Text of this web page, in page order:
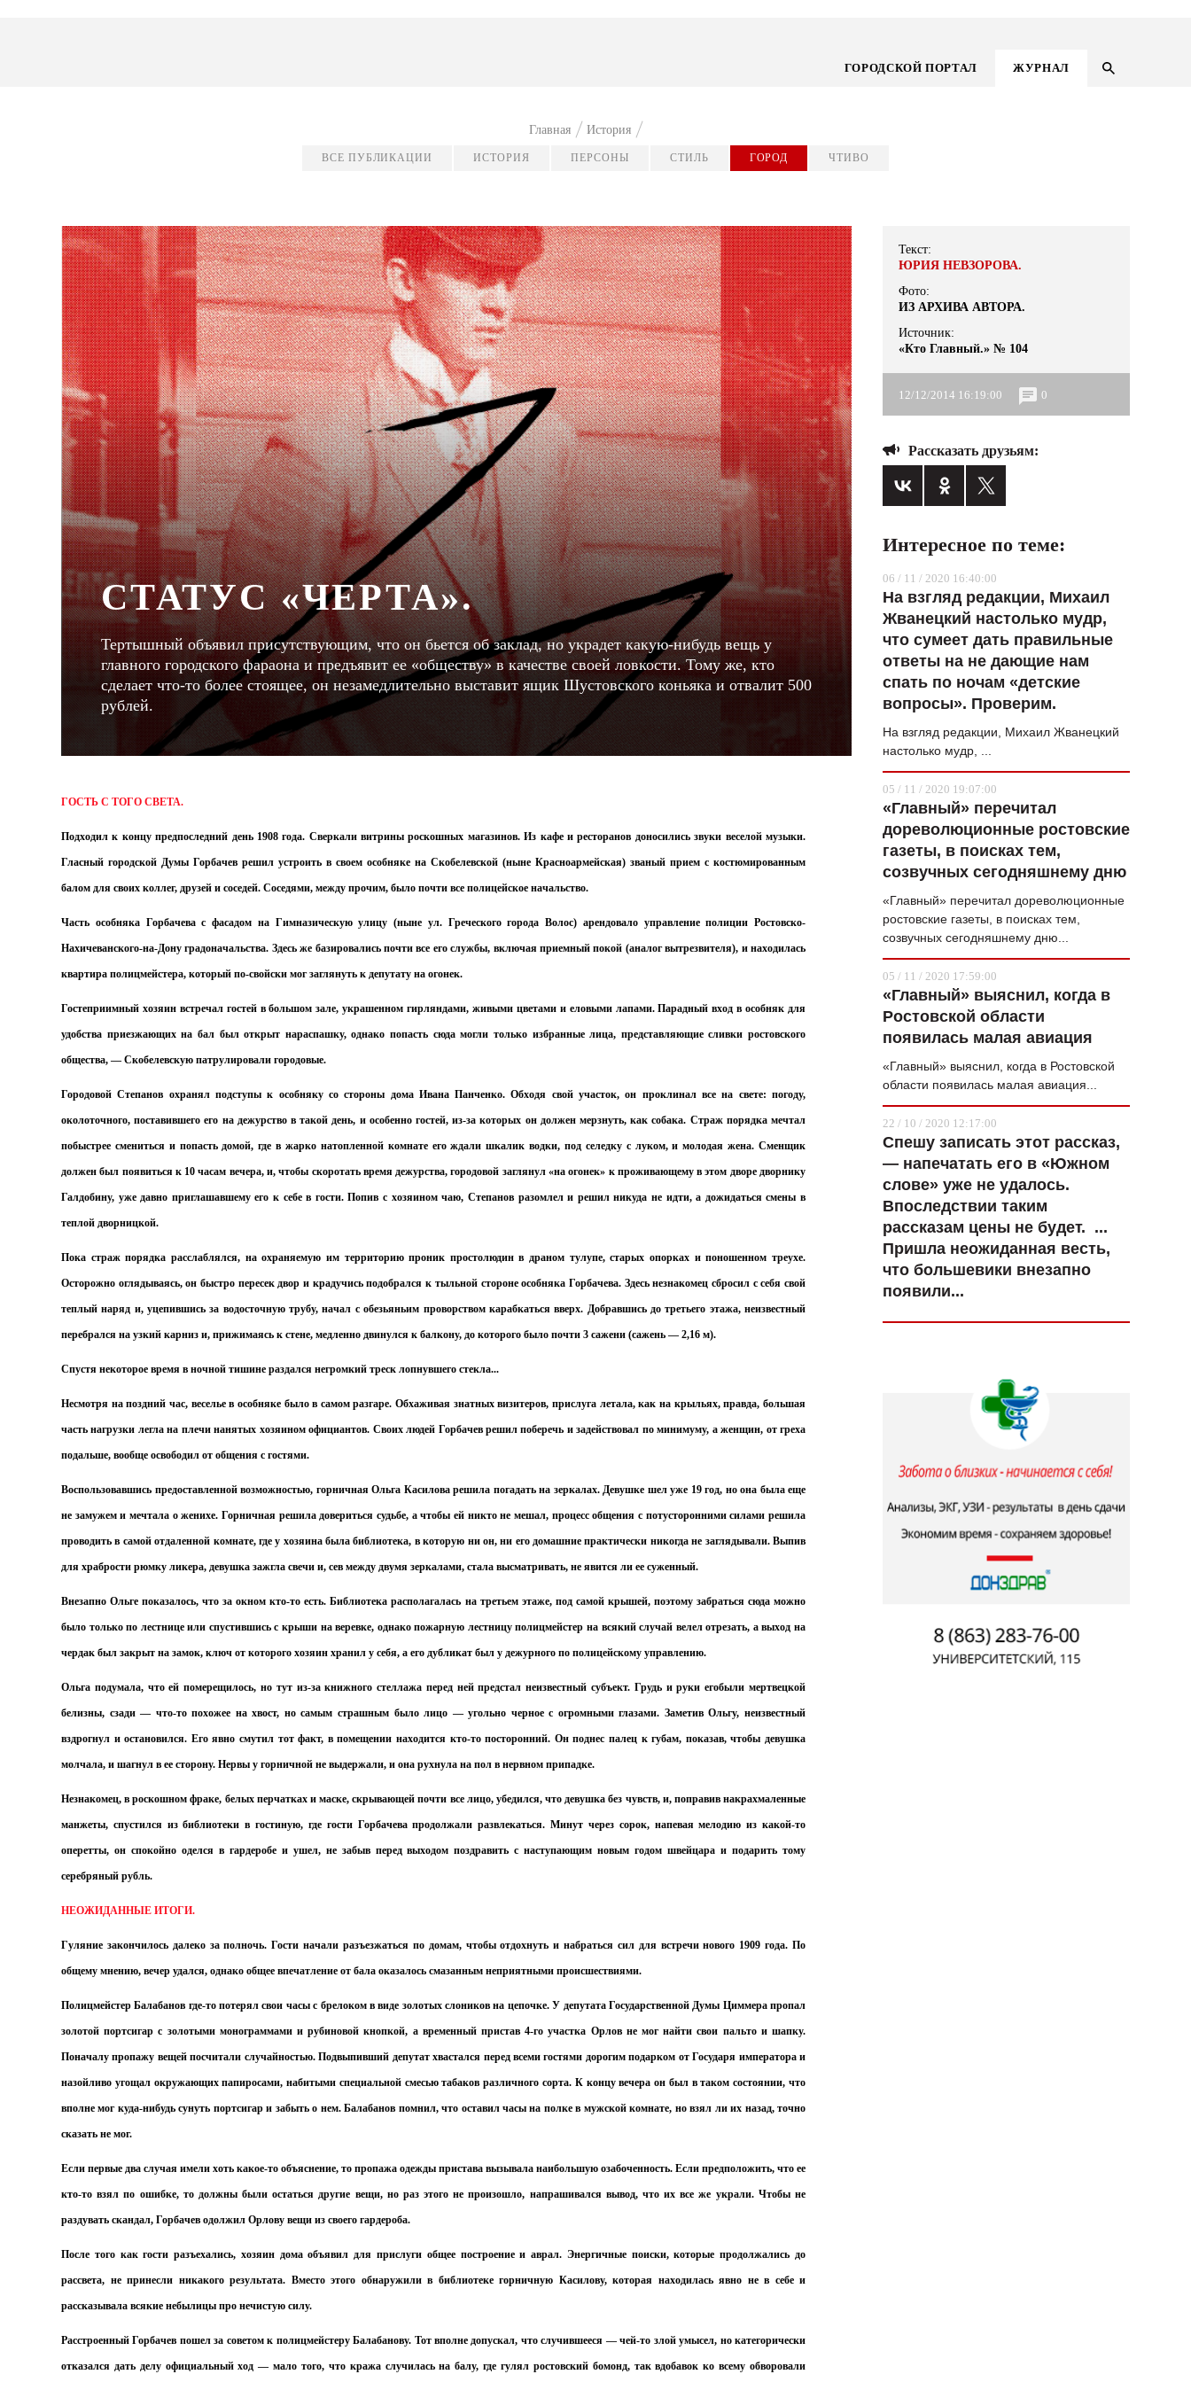
ГОРОДСКОЙ ПОРТАЛ ЖУРНАЛ
ГОРОДСКОЙ ПОРТАЛ
ВОПРОС НЕДЕЛИ
ПРЕМЬЕРА
ХАЙП
КУЛЬТ ЕДЫ
ЖУРНАЛ
Главная История
ВСЕ ПУБЛИКАЦИИ ИСТОРИЯ ПЕРСОНЫ СТИЛЬ ГОРОД ЧТИВО
СТАТУС «ЧЕРТА».
Тертышный объявил присутствующим, что он бьется об заклад, но украдет какую-нибудь вещь у
главного городского фараона и предъявит ее «обществу» в качестве своей ловкости. Тому же, кто
сделает что-то более стоящее, он незамедлительно выставит ящик Шустовского коньяка и отвалит 500
рублей.
ГОСТЬ С ТОГО СВЕТА.
Подходил к концу предпоследний день 1908 года. Сверкали витрины роскошных магазинов. Из кафе и ресторанов доносились звуки веселой музыки.
Гласный городской Думы Горбачев решил устроить в своем особняке на Скобелевской (ныне Красноармейская) званый прием с костюмированным
балом для своих коллег, друзей и соседей. Соседями, между прочим, было почти все полицейское начальство.
Часть особняка Горбачева с фасадом на Гимназическую улицу (ныне ул. Греческого города Волос) арендовало управление полиции Ростовско-
Нахичеванского-на-Дону градоначальства. Здесь же базировались почти все его службы, включая приемный покой (аналог вытрезвителя), и находилась
квартира полицмейстера, который по-свойски мог заглянуть к депутату на огонек.
Гостеприимный хозяин встречал гостей в большом зале, украшенном гирляндами, живыми цветами и еловыми лапами. Парадный вход в особняк для
удобства приезжающих на бал был открыт нараспашку, однако попасть сюда могли только избранные лица, представляющие сливки ростовского
общества, — Скобелевскую патрулировали городовые.
Городовой Степанов охранял подступы к особняку со стороны дома Ивана Панченко. Обходя свой участок, он проклинал все на свете: погоду,
околоточного, поставившего его на дежурство в такой день, и особенно гостей, из-за которых он должен мерзнуть, как собака. Страж порядка мечтал
побыстрее смениться и попасть домой, где в жарко натопленной комнате его ждали шкалик водки, под селедку с луком, и молодая жена. Сменщик
должен был появиться к 10 часам вечера, и, чтобы скоротать время дежурства, городовой заглянул «на огонек» к проживающему в этом дворе дворнику
Галдобину, уже давно приглашавшему его к себе в гости. Попив с хозяином чаю, Степанов разомлел и решил никуда не идти, а дожидаться смены в
теплой дворницкой.
Пока страж порядка расслаблялся, на охраняемую им территорию проник простолюдин в драном тулупе, старых опорках и поношенном треухе.
Осторожно оглядываясь, он быстро пересек двор и крадучись подобрался к тыльной стороне особняка Горбачева. Здесь незнакомец сбросил с себя свой
теплый наряд и, уцепившись за водосточную трубу, начал с обезьяньим проворством карабкаться вверх. Добравшись до третьего этажа, неизвестный
перебрался на узкий карниз и, прижимаясь к стене, медленно двинулся к балкону, до которого было почти 3 сажени (сажень — 2,16 м).
Спустя некоторое время в ночной тишине раздался негромкий треск лопнувшего стекла...
Несмотря на поздний час, веселье в особняке было в самом разгаре. Обхаживая знатных визитеров, прислуга летала, как на крыльях, правда, большая
часть нагрузки легла на плечи нанятых хозяином официантов. Своих людей Горбачев решил поберечь и задействовал по минимуму, а женщин, от греха
подальше, вообще освободил от общения с гостями.
Воспользовавшись предоставленной возможностью, горничная Ольга Касилова решила погадать на зеркалах. Девушке шел уже 19 год, но она была еще
не замужем и мечтала о женихе. Горничная решила довериться судьбе, а чтобы ей никто не мешал, процесс общения с потусторонними силами решила
проводить в самой отдаленной комнате, где у хозяина была библиотека, в которую ни он, ни его домашние практически никогда не заглядывали. Выпив
для храбрости рюмку ликера, девушка зажгла свечи и, сев между двумя зеркалами, стала высматривать, не явится ли ее суженный.
Внезапно Ольге показалось, что за окном кто-то есть. Библиотека располагалась на третьем этаже, под самой крышей, поэтому забраться сюда можно
было только по лестнице или спустившись с крыши на веревке, однако пожарную лестницу полицмейстер на всякий случай велел отрезать, а выход на
чердак был закрыт на замок, ключ от которого хозяин хранил у себя, а его дубликат был у дежурного по полицейскому управлению.
Ольга подумала, что ей померещилось, но тут из-за книжного стеллажа перед ней предстал неизвестный субъект. Грудь и руки егобыли мертвецкой
белизны, сзади — что-то похожее на хвост, но самым страшным было лицо — угольно черное с огромными глазами. Заметив Ольгу, неизвестный
вздрогнул и остановился. Его явно смутил тот факт, в помещении находится кто-то посторонний. Он поднес палец к губам, показав, чтобы девушка
молчала, и шагнул в ее сторону. Нервы у горничной не выдержали, и она рухнула на пол в нервном припадке.
Незнакомец, в роскошном фраке, белых перчатках и маске, скрывающей почти все лицо, убедился, что девушка без чувств, и, поправив накрахмаленные
манжеты, спустился из библиотеки в гостиную, где гости Горбачева продолжали развлекаться. Минут через сорок, напевая мелодию из какой-то
оперетты, он спокойно оделся в гардеробе и ушел, не забыв перед выходом поздравить с наступающим новым годом швейцара и подарить тому
серебряный рубль.
НЕОЖИДАННЫЕ ИТОГИ.
Гуляние закончилось далеко за полночь. Гости начали разъезжаться по домам, чтобы отдохнуть и набраться сил для встречи нового 1909 года. По
общему мнению, вечер удался, однако общее впечатление от бала оказалось смазанным неприятными происшествиями.
Полицмейстер Балабанов где-то потерял свои часы с брелоком в виде золотых слоников на цепочке. У депутата Государственной Думы Циммера пропал
золотой портсигар с золотыми монограммами и рубиновой кнопкой, а временный пристав 4-го участка Орлов не мог найти свои пальто и шапку.
Поначалу пропажу вещей посчитали случайностью. Подвыпивший депутат хвастался перед всеми гостями дорогим подарком от Государя императора и
назойливо угощал окружающих папиросами, набитыми специальной смесью табаков различного сорта. К концу вечера он был в таком состоянии, что
вполне мог куда-нибудь сунуть портсигар и забыть о нем. Балабанов помнил, что оставил часы на полке в мужской комнате, но взял ли их назад, точно
сказать не мог.
Если первые два случая имели хоть какое-то объяснение, то пропажа одежды пристава вызывала наибольшую озабоченность. Если предположить, что ее
кто-то взял по ошибке, то должны были остаться другие вещи, но раз этого не произошло, напрашивался вывод, что их все же украли. Чтобы не
раздувать скандал, Горбачев одолжил Орлову вещи из своего гардероба.
После того как гости разъехались, хозяин дома объявил для прислуги общее построение и аврал. Энергичные поиски, которые продолжались до
рассвета, не принесли никакого результата. Вместо этого обнаружили в библиотеке горничную Касилову, которая находилась явно не в себе и
рассказывала всякие небылицы про нечистую силу.
Расстроенный Горбачев пошел за советом к полицмейстеру Балабанову. Тот вполне допускал, что случившееся — чей-то злой умысел, но категорически
отказался дать делу официальный ход — мало того, что кража случилась на балу, где гулял ростовский бомонд, так вдобавок ко всему обворовали
Текст:
ЮРИЯ НЕВЗОРОВА.
Фото:
ИЗ АРХИВА АВТОРА.
Источник:
«Кто Главный.» № 104
12/12/2014 16:19:00 0
Рассказать друзьям:
Интересное по теме:
06 / 11 / 2020 16:40:00
На взгляд редакции, Михаил
Жванецкий настолько мудр,
что сумеет дать правильные
ответы на не дающие нам
спать по ночам «детские
вопросы». Проверим.
На взгляд редакции, Михаил Жванецкий
настолько мудр, ...
05 / 11 / 2020 19:07:00
«Главный» перечитал
дореволюционные ростовские
газеты, в поисках тем,
созвучных сегодняшнему дню
«Главный» перечитал дореволюционные
ростовские газеты, в поисках тем,
созвучных сегодняшнему дню...
05 / 11 / 2020 17:59:00
«Главный» выяснил, когда в
Ростовской области
появилась малая авиация
«Главный» выяснил, когда в Ростовской
области появилась малая авиация...
22 / 10 / 2020 12:17:00
Спешу записать этот рассказ,
— напечатать его в «Южном
слове» уже не удалось.
Впоследствии таким
рассказам цены не будет. ...
Пришла неожиданная весть,
что большевики внезапно
появили...
Я согласен сполитикой конфиденциальности и защиты информации*